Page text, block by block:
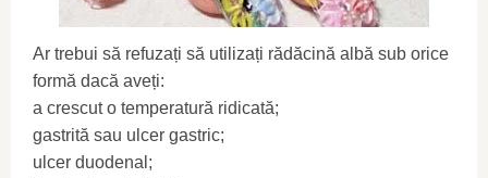
Ar trebui să refuzați să utilizați rădăcină albă sub orice
formă dacă aveți:
a crescut o temperatură ridicată;
gastrită sau ulcer gastric;
ulcer duodenal;